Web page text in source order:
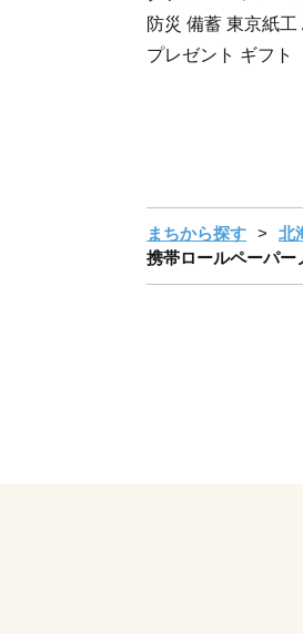
防災 備蓄 東京紙
プレゼント ギフト
まちから探す 北
携帯ロールペーパ